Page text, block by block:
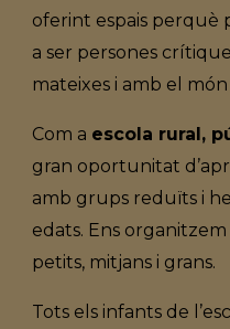
oferint espais perquè
a ser persones
mateixes i amb el
Com a escola rural,
gran oportunitat
amb grups reduïts i
edats. Ens
petits, mitjans i grans.
Tots els infants de